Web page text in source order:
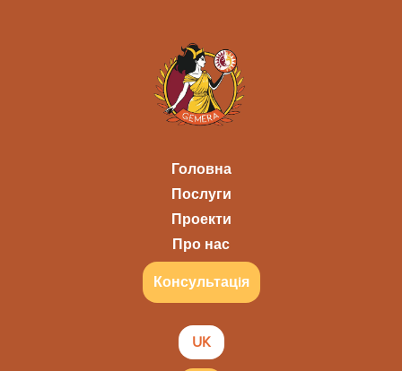
Головна
Послуги
Проекти
Про нас
Консультацiя
UK